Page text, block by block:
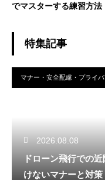
でマスターする練習方法
特集記事
マナー・安全配慮・プライ
2026.08.08
ドローン飛行での
けないマナーと対策